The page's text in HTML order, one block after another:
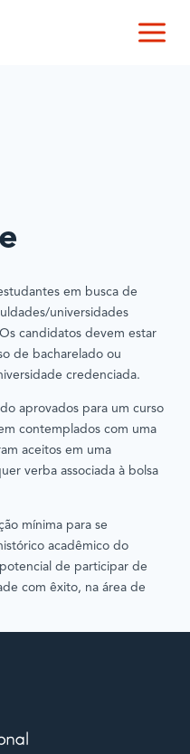
em busca de
universidades
candidatos devem estar
de bacharelado ou
credenciada.
aprovados para um curso
contemplados com uma
aceitos em uma
verba associada à bolsa
mínima para se
acadêmico do
de participar de
com êxito, na área de